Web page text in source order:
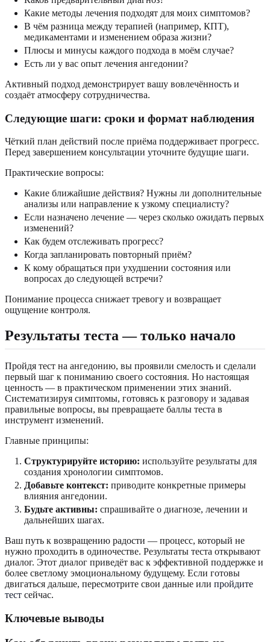
Какие методы лечения подходят для моих симптомов?
В чём разница между терапией (например, КПТ),
медикаментами и изменением образа жизни?
Плюсы и минусы каждого подхода в моём случае?
Есть ли у вас опыт лечения ангедонии?
Активный подход демонстрирует вашу вовлечённость и
создаёт атмосферу сотрудничества.
Следующие шаги: сроки и формат наблюдения
Чёткий план действий после приёма поддерживает прогресс.
Перед завершением консультации уточните будущие шаги.
Практические вопросы:
Какие ближайшие действия? Нужны ли дополнительные
анализы или направление к узкому специалисту?
Если назначено лечение — через сколько ожидать первых
изменений?
Как будем отслеживать прогресс?
Когда запланировать повторный приём?
К кому обращаться при ухудшении состояния или
вопросах до следующей встречи?
Понимание процесса снижает тревогу и возвращает
ощущение контроля.
Результаты теста — только начало
Пройдя тест на ангедонию, вы проявили смелость и сделали
первый шаг к пониманию своего состояния. Но настоящая
ценность — в практическом применении этих знаний.
Систематизируя симптомы, готовясь к разговору и задавая
правильные вопросы, вы превращаете баллы теста в
инструмент изменений.
Главные принципы:
Структурируйте историю: используйте результаты для
создания хронологии симптомов.
Добавьте контекст: приводите конкретные примеры
влияния ангедонии.
Будьте активны: спрашивайте о диагнозе, лечении и
дальнейших шагах.
Ваш путь к возвращению радости — процесс, который не
нужно проходить в одиночестве. Результаты теста открывают
диалог. Этот диалог приведёт вас к эффективной поддержке и
более светлому эмоциональному будущему. Если готовы
двигаться дальше, пересмотрите свои данные или пройдите
тест сейчас.
Ключевые выводы